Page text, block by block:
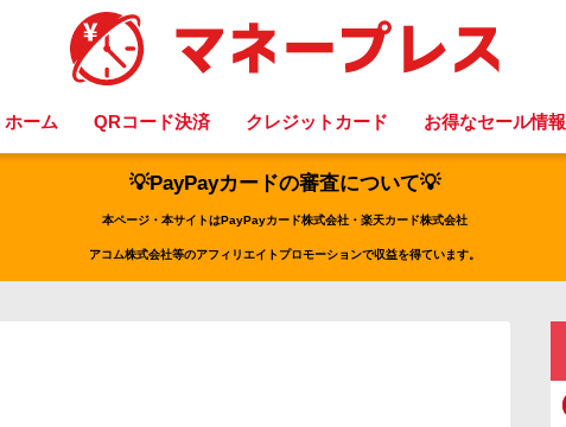
ホーム QRコード決済 クレジットカード お得なセール情報
💡PayPayカードの審査について💡
本ページ・本サイトはPayPayカード株式会社・楽天カード株式会社
アコム株式会社等のアフィリエイトプロモーションで収益を得ています。